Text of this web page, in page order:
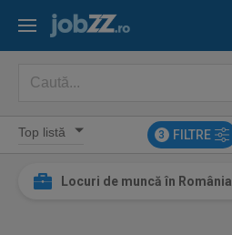
3 FILTRE
Locuri de muncă în România